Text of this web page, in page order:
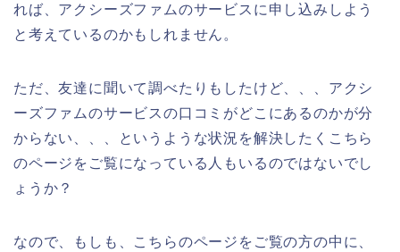
れば、アクシーズファムのサービスに申し込みしよう
と考えているのかもしれません。
ただ、友達に聞いて調べたりもしたけど、、、アクシ
ーズファムのサービスの口コミがどこにあるのかが分
からない、、、というような状況を解決したくこちら
のページをご覧になっている人もいるのではないでし
ょうか？
なので、もしも、こちらのページをご覧の方の中に、